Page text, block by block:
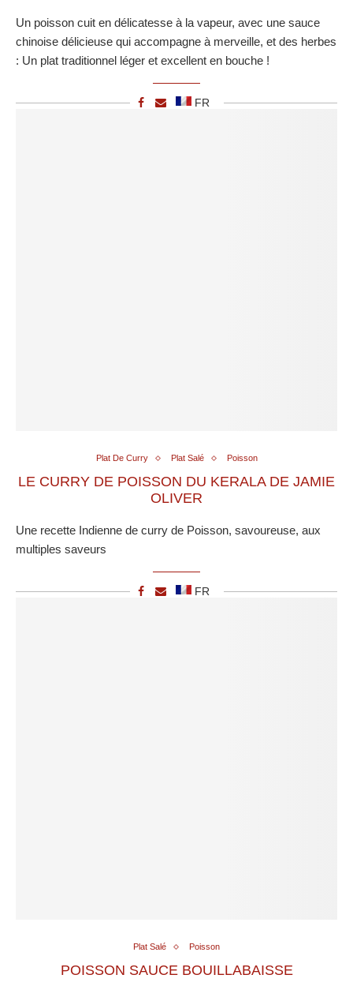
Un poisson cuit en délicatesse à la vapeur, avec une sauce
chinoise délicieuse qui accompagne à merveille, et des herbes
: Un plat traditionnel léger et excellent en bouche !
FR
Plat De Curry Plat Salé Poisson
LE CURRY DE POISSON DU KERALA DE JAMIE
OLIVER
Une recette Indienne de curry de Poisson, savoureuse, aux
multiples saveurs
FR
Plat Salé Poisson
POISSON SAUCE BOUILLABAISSE